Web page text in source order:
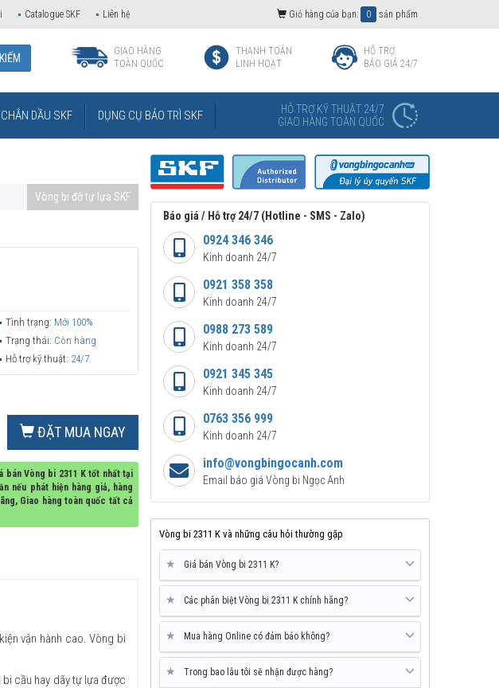
Catalogue SKF Liên hệ Giỏ hàng của bạn: 0 sản phẩm
GIAO HÀNG
TOÀN QUỐC
THANH TOÁN
LINH HOẠT
HỖ TRỢ
BÁO GIÁ 24/7
DẦU SKF DỤNG CỤ BẢO TRÌ SKF
HỖ TRỢ KỸ THUẬT 24/7
GIAO HÀNG TOÀN QUỐC
Vòng bi đỡ tự lựa SKF
Tình trạng: Mới 100%
Trạng thái: Còn hàng
Hỗ trợ kỹ thuật: 24/7
ĐẶT MUA NGAY
Vòng bi 2311 K tốt nhất tại
nếu phát hiện hàng giả, hàng
Giao hàng toàn quốc tất cả
vận hành cao. Vòng bi
cầu hay dãy tự lựa được
Báo giá / Hỗ trợ 24/7 (Hotline - SMS - Zalo)
0924 346 346
Kinh doanh 24/7
0921 358 358
Kinh doanh 24/7
0988 273 589
Kinh doanh 24/7
0921 345 345
Kinh doanh 24/7
0763 356 999
Kinh doanh 24/7
info@vongbingocanh.com
Email báo giá Vòng bi Ngọc Anh
Vòng bi 2311 K và những câu hỏi thường gặp
★ Giá bán Vòng bi 2311 K?
★ Các phân biệt Vòng bi 2311 K chính hãng?
★ Mua hàng Online có đảm bảo không?
★ Trong bao lâu tôi sẽ nhận được hàng?